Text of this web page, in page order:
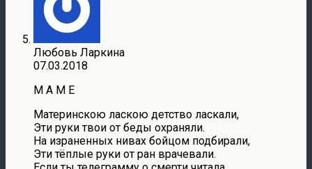
Любовь Ларкина
07.03.2018
М А М Е
Материнскою ласкою детство ласкали,
Эти руки твои от беды охраняли.
На израненных нивах бойцом подбирали,
Эти тёплые руки от ран врачевали.